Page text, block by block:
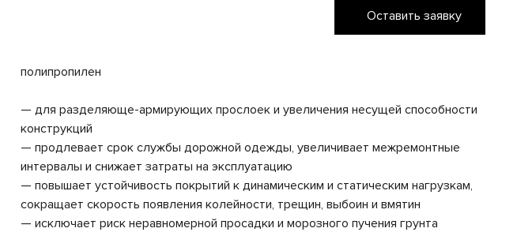
Оставить заявку
полипропилен
— для разделяюще-армирующих прослоек и увеличения несущей способности
конструкций
— продлевает срок службы дорожной одежды, увеличивает межремонтные
интервалы и снижает затраты на эксплуатацию
— повышает устойчивость покрытий к динамическим и статическим нагрузкам,
сокращает скорость появления колейности, трещин, выбоин и вмятин
— исключает риск неравномерной просадки и морозного пучения грунта